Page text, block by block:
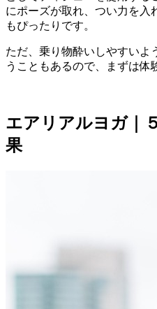
にポーズが取れ、つい力を入
もぴったり です。
ただ、乗り物酔いしやすいよ
うこともあるので、まずは体
エアリアルヨガ｜
果